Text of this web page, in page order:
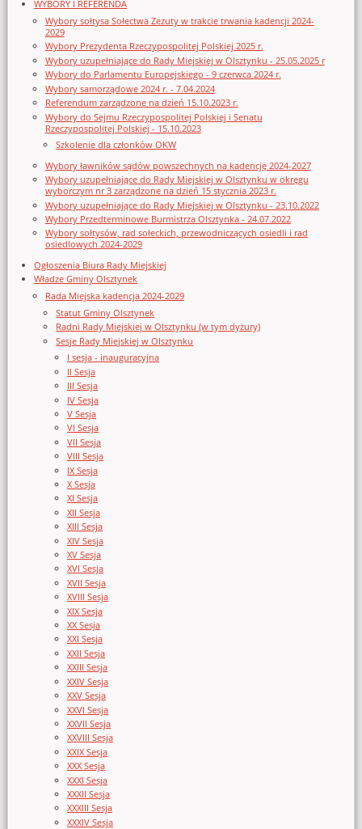
WYBORY I REFERENDA
Wybory sołtysa Sołectwa Zezuty w trakcie trwania kadencji 2024-
2029
Wybory Prezydenta Rzeczypospolitej Polskiej 2025 r.
Wybory uzupełniające do Rady Miejskiej w Olsztynku - 25.05.2025 r
Wybory do Parlamentu Europejskiego - 9 czerwca 2024 r.
Wybory samorządowe 2024 r. - 7.04.2024
Referendum zarządzone na dzień 15.10.2023 r.
Wybory do Sejmu Rzeczypospolitej Polskiej i Senatu
Rzeczypospolitej Polskiej - 15.10.2023
Szkolenie dla członków OKW
Wybory ławników sądów powszechnych na kadencję 2024-2027
Wybory uzupełniające do Rady Miejskiej w Olsztynku w okręgu
wyborczym nr 3 zarządzone na dzień 15 stycznia 2023 r.
Wybory uzupełniające do Rady Miejskiej w Olsztynku - 23.10.2022
Wybory Przedterminowe Burmistrza Olsztynka - 24.07.2022
Wybory sołtysów, rad sołeckich, przewodniczących osiedli i rad
osiedlowych 2024-2029
Ogłoszenia Biura Rady Miejskiej
Władze Gminy Olsztynek
Rada Miejska kadencja 2024-2029
Statut Gminy Olsztynek
Radni Rady Miejskiej w Olsztynku (w tym dyżury)
Sesje Rady Miejskiej w Olsztynku
I sesja - inauguracyjna
II Sesja
III Sesja
IV Sesja
V Sesja
VI Sesja
VII Sesja
VIII Sesja
IX Sesja
X Sesja
XI Sesja
XII Sesja
XIII Sesja
XIV Sesja
XV Sesja
XVI Sesja
XVII Sesja
XVIII Sesja
XIX Sesja
XX Sesja
XXI Sesja
XXII Sesja
XXIII Sesja
XXIV Sesja
XXV Sesja
XXVI Sesja
XXVII Sesja
XXVIII Sesja
XXIX Sesja
XXX Sesja
XXXI Sesja
XXXII Sesja
XXXIII Sesja
XXXIV Sesja